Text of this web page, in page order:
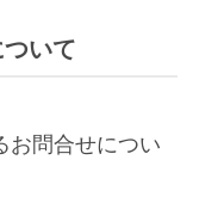
いて
お問合せについ